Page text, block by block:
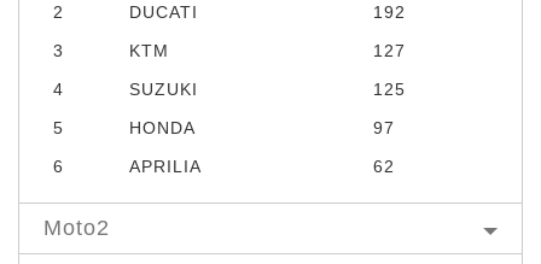
2
DUCATI
192
3
KTM
127
4
SUZUKI
125
5
HONDA
97
6
APRILIA 62
Moto2